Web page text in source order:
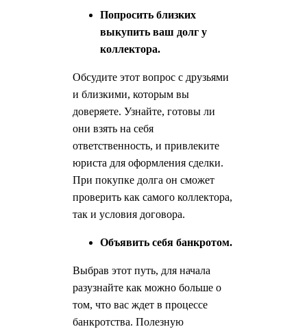
Попросить близких
выкупить ваш долг у
коллектора.
Обсудите этот вопрос с друзьями
и близкими, которым вы
доверяете. Узнайте, готовы ли
они взять на себя
ответственность, и привлеките
юриста для оформления сделки.
При покупке долга он сможет
проверить как самого коллектора,
так и условия договора.
Объявить себя банкротом.
Выбрав этот путь, для начала
разузнайте как можно больше о
том, что вас ждет в процессе
банкротства. Полезную